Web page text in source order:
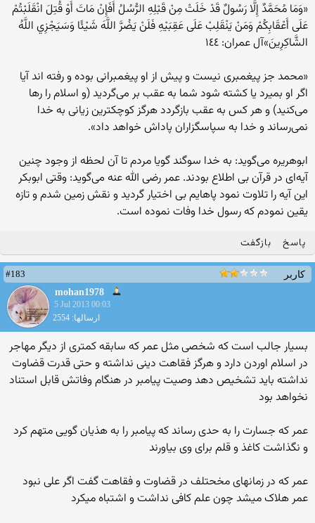
«وَمَا مُحَمَّدٌ إِلَّا رَسُولٌ قَدْ خَلَتْ مِنْ قَبْلِهِ الرُّسُلُ أَفَإِنْ مَاتَ أَوْ قُتِلَ انْقَلَبْتُمْ
عَلَى أَعْقَابِكُمْ وَمَنْ يَنْقَلِبْ عَلَى عَقِبَيْهِ فَلَنْ يَضُرَّ اللَّهَ شَيْئًا وَسَيَجْزِي اللَّهُ
الشَّاكِرِينَ»آل عمران: ١٤٤
«محمد جز پیغمبری نیست و پیش از او پیغمبرانی بوده و رفته اند آیا
اگر او بمیرد یا کشته شود شما به عقب بر می‌گردید (و اسلام را رها
می‌کنید) و هر کس به عقب بازگردد هرگز کوچکترین زیانی به خدا
نمی‌رساند و خدا به سپاسگزاران پاداش خواهد داد».
ابوهریره می‌گوید: به خدا سوگند گویا مردم تا آن لحظه از وجود چنین
آیه‌ای در قرآن بی اطلاع بودند. عمر رضی الله عنه می‌گوید: وقتی ابوبکر
این آیه را تلاوت نمود پاهایم بی اختیار گردید و نقش زمین شدم و تازه
یقین نمودم که رسول خدا وفات نموده است.
پاسخ بازگفت
کاربر
#183
mohan1978
5 Jul 2013 00:03
ارسالها: 2554
بسیار جالب است که شخصی مثل عمر که سابقه کمتری از دیگر مهاجر
در اسلام اوردن دارد و هرگز فقاهت دینی نداشته و حتی قدرت قضاوت
نداشته باید تشخیص دهد وصیت پیامبر در هنگام وفاتش قابل استناد
نخواهد بود
عمر که جسارت را به حدی رساند که پیامبر را به هذیان گویی متهم کرد
و نگذاشت کاغذ و قلم برای وی بیاورند
عمر که در زمانهای مخحتلف در قضاوت و فقاهت گفت اگر علی نبود
عمر هلاک میشد چون علم کافی نداشت و اشتباه میکرد